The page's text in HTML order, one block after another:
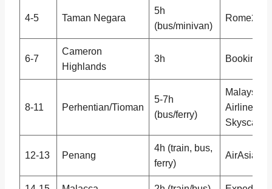
4-5 Taman Negara
5h
(bus/minivan)
Rome2Rio
6-7
Cameron
Highlands
3h
8-11 Perhentian/Tioman
5-7h
(bus/ferry)
Malaysia
Airlines,
12-13 Penang
4h (train, bus,
ferry)
AirAsia